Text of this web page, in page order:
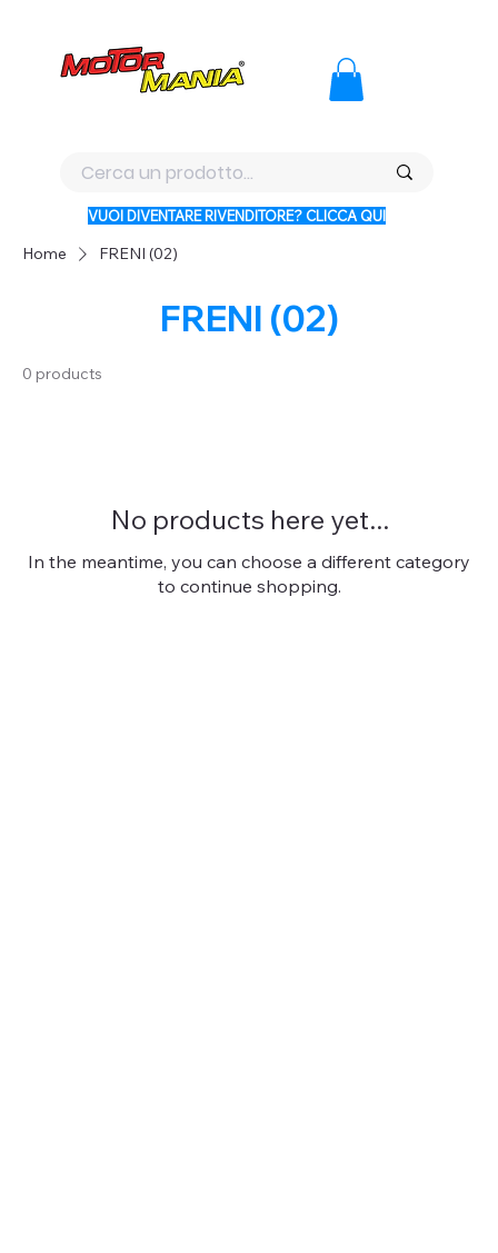
VUOI DIVENTARE RIVENDITORE? CLICCA QUI
Home FRENI (02)
FRENI (02)
0 products
No products here yet...
In the meantime, you can choose a different category
to continue shopping.